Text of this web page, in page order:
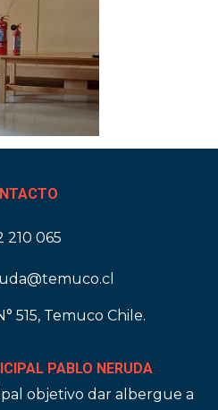
210 065
515, Temuco Chile.
PABLO NERUDA
objetivo dar albergue a